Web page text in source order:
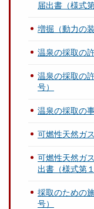
届出書（様式
増掘（動力の
温泉の採取の
温泉の採取の
号）
温泉の採取の
可燃性天然ガ
可燃性天然ガ
出書（様式第１
採取のための
号）